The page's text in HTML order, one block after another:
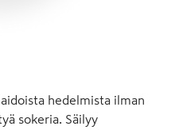
hedelmista ilman
sokeria. Säilyy